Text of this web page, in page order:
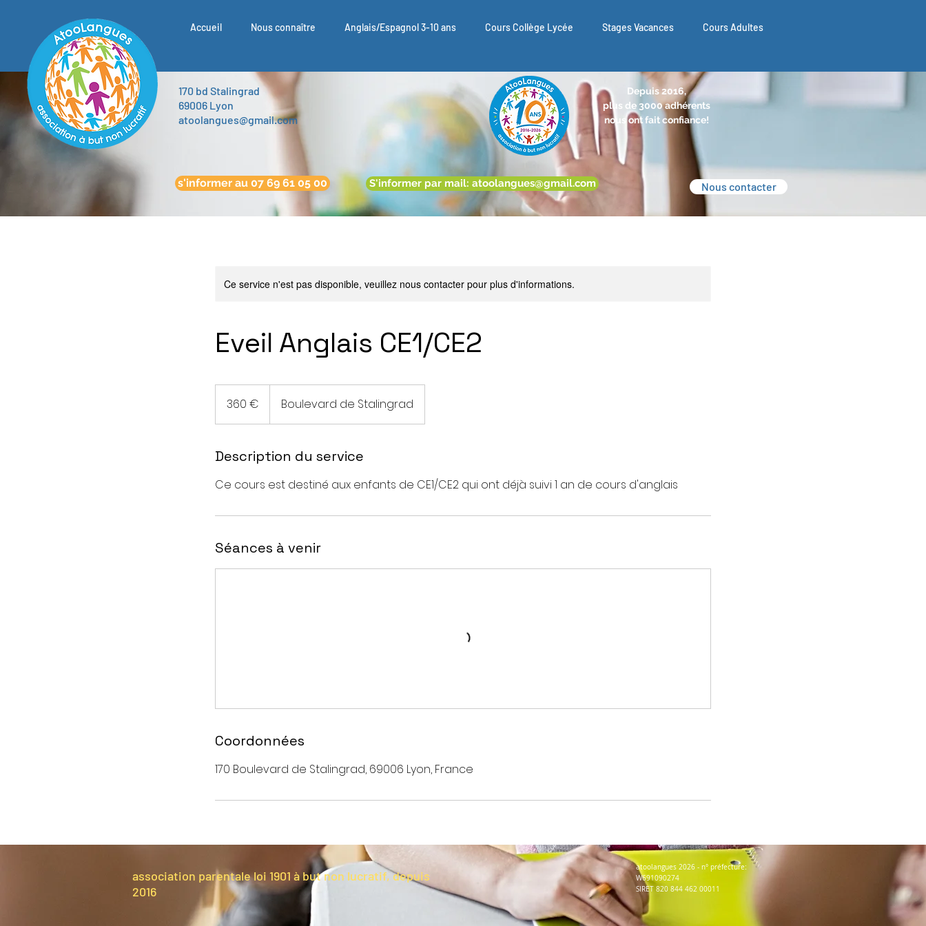
Accueil Nous connaître Anglais/Espagnol 3-10 ans Cours Collège Lycée Stages Vacances Cours Adultes
170 bd Stalingrad
69006 Lyon
atoolangues@gmail.com
Depuis 2016,
plus de 3000 adhérents
nous ont fait confiance!
s'informer au 07 69 61 05 00 S'informer par mail: atoolangues@gmail.com Nous contacter
Ce service n'est pas disponible, veuillez nous contacter pour plus d'informations.
Eveil Anglais CE1/CE2
360 € Boulevard de Stalingrad
Description du service
Ce cours est destiné aux enfants de CE1/CE2 qui ont déjà suivi 1 an de cours d'anglais
Séances à venir
Coordonnées
170 Boulevard de Stalingrad, 69006 Lyon, France
atoolangues 2026 - n° préfecture:
W691090274
SIRET 820 844 462 00011
association parentale loi 1901 à but non lucratif, depuis
2016